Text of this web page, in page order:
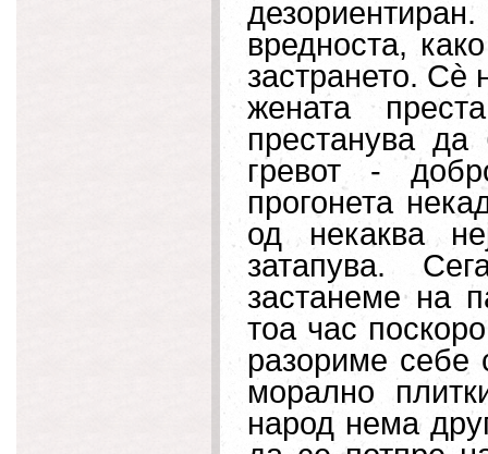
вредноста,
застрането. Сè
жената
престанува
гревот -
прогонета
од некаква
затапува.
застанеме на
тоа час
разориме себе
морално
народ нема